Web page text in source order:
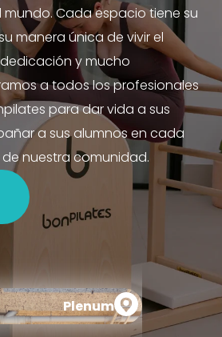
Cada espacio tiene su
manera única de vivir el
y mucho
a todos los profesionales
para dar vida a sus
a sus alumnos en cada
de nuestra comunidad.
Plenum